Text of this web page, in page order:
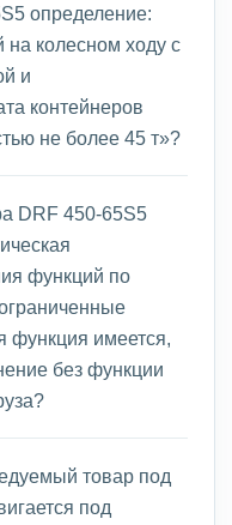
определение:
колесном ходу с
и
контейнеров
не более 45 т»?
DRF 450-65S5
функций по
функция имеется,
без функции
товар под
под